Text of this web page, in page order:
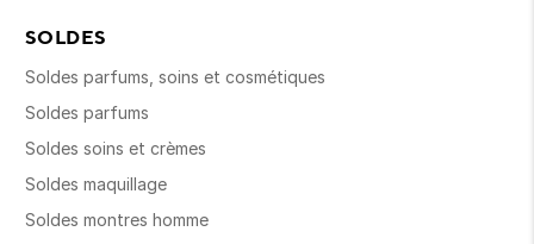
SOLDES
Soldes parfums, soins et cosmétiques
Soldes parfums
Soldes soins et crèmes
Soldes maquillage
Soldes montres homme